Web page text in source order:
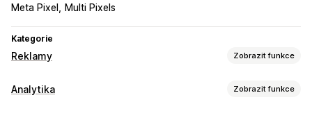
Meta Pixel
Multi Pixels
Kategorie
Reklamy Zobrazit funkce
Cílení
Analytika Zobrazit funkce